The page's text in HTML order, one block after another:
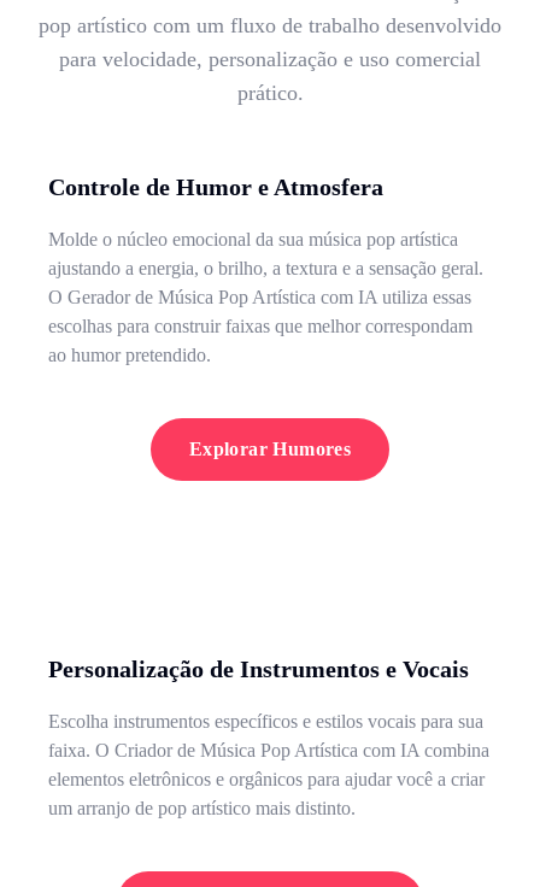
pop artístico com um fluxo de trabalho desenvolvido
para velocidade, personalização e uso comercial
prático.
Controle de Humor e Atmosfera
Molde o núcleo emocional da sua música pop artística
ajustando a energia, o brilho, a textura e a sensação geral.
O Gerador de Música Pop Artística com IA utiliza essas
escolhas para construir faixas que melhor correspondam
ao humor pretendido.
Explorar Humores
Personalização de Instrumentos e Vocais
Escolha instrumentos específicos e estilos vocais para sua
faixa. O Criador de Música Pop Artística com IA combina
elementos eletrônicos e orgânicos para ajudar você a criar
um arranjo de pop artístico mais distinto.